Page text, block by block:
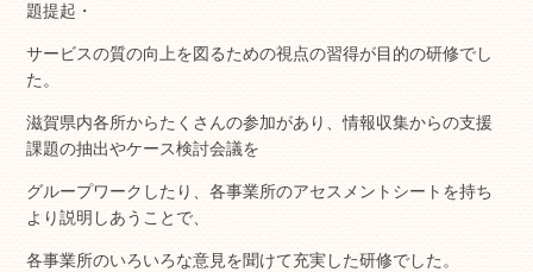
題提起・
サービスの質の向上を図るための視点の習得が目的の研修でし
た。
滋賀県内各所からたくさんの参加があり、情報収集からの支援
課題の抽出やケース検討会議を
グループワークしたり、各事業所のアセスメントシートを持ち
より説明しあうことで、
各事業所のいろいろな意見を聞けて充実した研修でした。